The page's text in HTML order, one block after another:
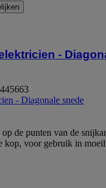
-
- Diagonale snede
de punten van de
kop, voor gebruik in